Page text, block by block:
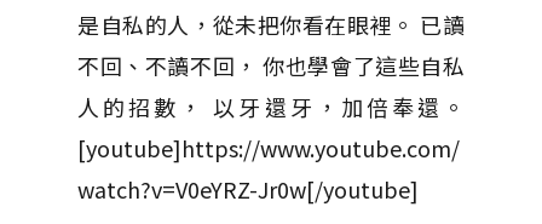
是自私的人，從未把你看在眼裡。 已讀
不回、不讀不回， 你也學會了這些自私
人的招數， 以牙還牙，加倍奉還。
[youtube]https://www.youtube.com/
watch?v=V0eYRZ-Jr0w[/youtube]